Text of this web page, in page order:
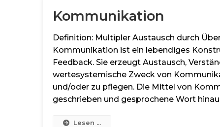
Kommunikation
Definition: Multipler Austausch durch
Kommunikation ist ein lebendiges
Feedback. Sie erzeugt Austausch,
wertesystemische Zweck von
und/oder zu pflegen. Die Mittel von
geschrieben und gesprochene Wort
Lesen ...